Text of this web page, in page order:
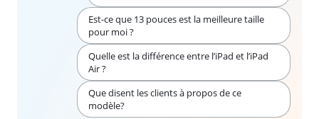
Est-ce que 13 pouces est la meilleure taille
pour moi ?
Quelle est la différence entre l’iPad et l’iPad
Air ?
Que disent les clients à propos de ce
modèle?